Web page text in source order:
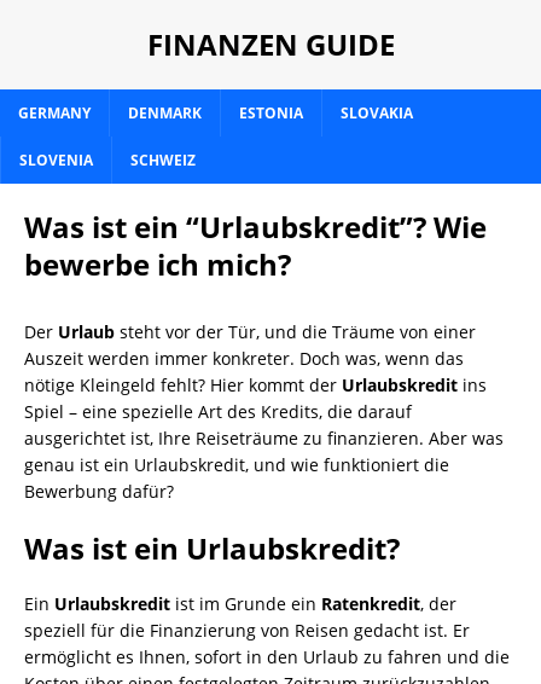
FINANZEN GUIDE
GERMANY DENMARK ESTONIA SLOVAKIA
SLOVENIA SCHWEIZ
Was ist ein “Urlaubskredit”? Wie
bewerbe ich mich?
Der Urlaub steht vor der Tür, und die Träume von einer
Auszeit werden immer konkreter. Doch was, wenn das
nötige Kleingeld fehlt? Hier kommt der Urlaubskredit ins
Spiel – eine spezielle Art des Kredits, die darauf
ausgerichtet ist, Ihre Reiseträume zu finanzieren. Aber was
genau ist ein Urlaubskredit, und wie funktioniert die
Bewerbung dafür?
Was ist ein Urlaubskredit?
Ein Urlaubskredit ist im Grunde ein Ratenkredit, der
speziell für die Finanzierung von Reisen gedacht ist. Er
ermöglicht es Ihnen, sofort in den Urlaub zu fahren und die